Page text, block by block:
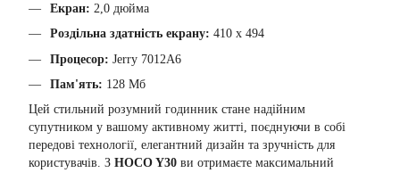
Екран: 2,0 дюйма
Роздільна здатність екрану: 410 x 494
Процесор: Jerry 7012A6
Пам'ять: 128 Мб
Цей стильний розумний годинник стане надійним
супутником у вашому активному житті, поєднуючи в собі
передові технології, елегантний дизайн та зручність для
користувачів. З HOCO Y30 ви отримаєте максимальний